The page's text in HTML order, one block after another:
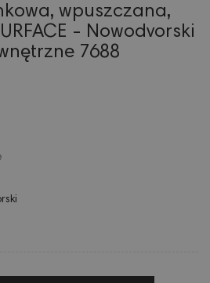
wpuszczana,
- Nowodvorski
7688